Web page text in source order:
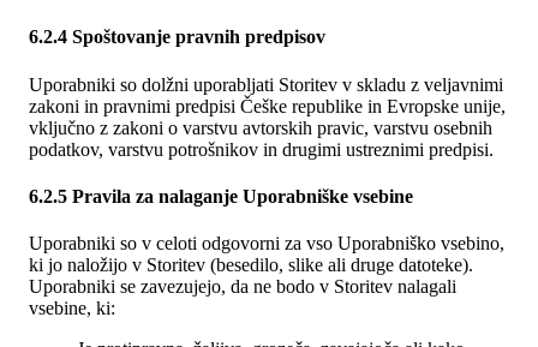
6.2.4 Spoštovanje pravnih predpisov
Uporabniki so dolžni uporabljati Storitev v skladu z veljavnimi
zakoni in pravnimi predpisi Češke republike in Evropske unije,
vključno z zakoni o varstvu avtorskih pravic, varstvu osebnih
podatkov, varstvu potrošnikov in drugimi ustreznimi predpisi.
6.2.5 Pravila za nalaganje Uporabniške vsebine
Uporabniki so v celoti odgovorni za vso Uporabniško vsebino,
ki jo naložijo v Storitev (besedilo, slike ali druge datoteke).
Uporabniki se zavezujejo, da ne bodo v Storitev nalagali
vsebine, ki: